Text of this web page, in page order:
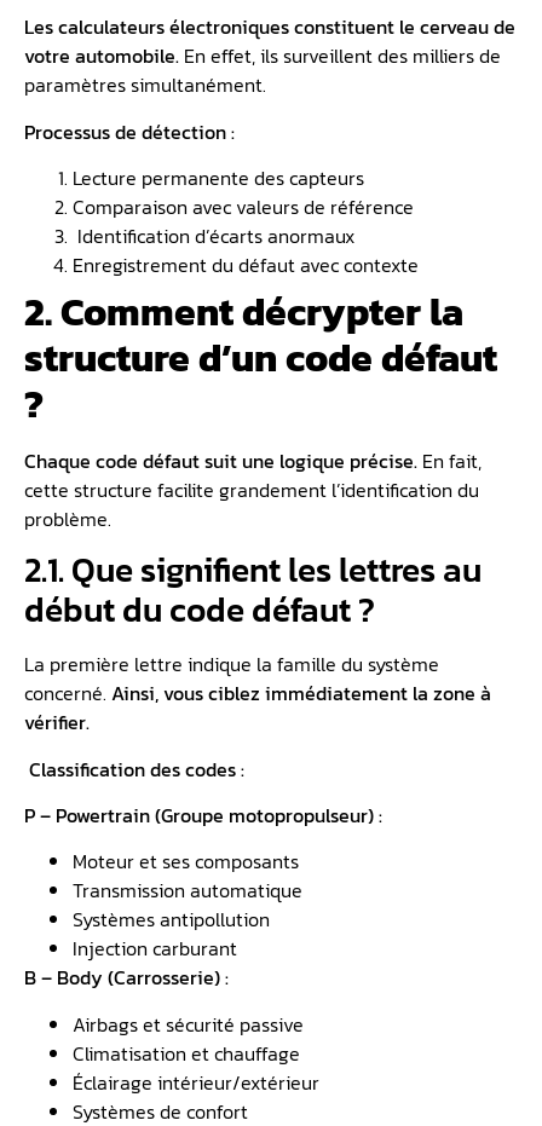
Les calculateurs électroniques constituent le cerveau de
votre automobile. En effet, ils surveillent des milliers de
paramètres simultanément.
Processus de détection :
Lecture permanente des capteurs
Comparaison avec valeurs de référence
️ Identification d’écarts anormaux
Enregistrement du défaut avec contexte
2. Comment décrypter la
structure d’un code défaut
?
Chaque code défaut suit une logique précise. En fait,
cette structure facilite grandement l’identification du
problème.
2.1. Que signifient les lettres au
début du code défaut ?
La première lettre indique la famille du système
concerné. Ainsi, vous ciblez immédiatement la zone à
vérifier.
Classification des codes :
P – Powertrain (Groupe motopropulseur) :
Moteur et ses composants
Transmission automatique
Systèmes antipollution
Injection carburant
B – Body (Carrosserie) :
Airbags et sécurité passive
Climatisation et chauffage
Éclairage intérieur/extérieur
Systèmes de confort